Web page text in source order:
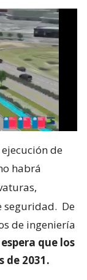
de
habrá
seguridad. De
de ingeniería
que los
de 2031.